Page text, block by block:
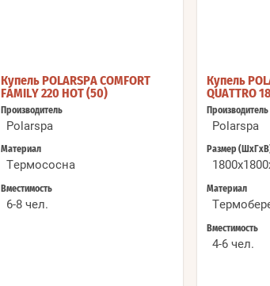
Купель POLARSPA COMFORT
FAMILY 220 HOT (50)
Производитель
Polarspa
Материал
Термососна
Вместимость
6-8 чел.
Купель
QUATTRO
Производитель
Polarspa
Размер
Материал
Вместимость
4-6 чел.